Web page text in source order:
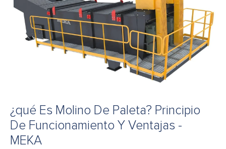
¿qué Es Molino De Paleta? Principio
De Funcionamiento Y Ventajas -
MEKA